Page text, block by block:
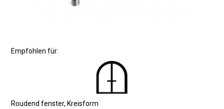
Empfohlen für:
Roudend fenster, Kreisform